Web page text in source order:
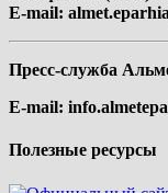
E-mail:
Пресс-служба
E-mail:
Полезные ресурсы